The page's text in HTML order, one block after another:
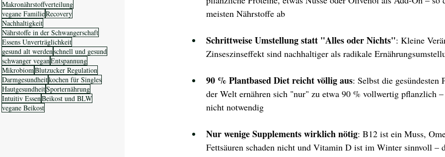
Makronährstoffverteilung
vegane FamilieRecovery
Nachhaltigkeit
Nährstoffe in der Schwangerschaft
Essens Unverträglichkeit
gesund alt werdenschnell und gesund
schwanger veganEntspannung
MikrobiomBlutzucker Regulation
Darmgesundheitkochen für Singles
HautgesundheitSporternährung
Intuitiv EssenBeikost und BLW
vegane Beikost
meisten Nährstoffe ab
Schrittweise Umstellung statt "Alles oder Nichts": Kleine
Zinseszinseffekt sind nachhaltiger als radikale
90 % Plantbased Diet reicht völlig aus: Selbst die gesündesten
der Welt ernähren sich "nur" zu etwa 90 % vollwertig pflanzlich
nicht notwendig
Nur wenige Supplements wirklich nötig: B12 ist ein Muss,
Fettsäuren schaden nicht und Vitamin D ist im Winter sinnvoll –